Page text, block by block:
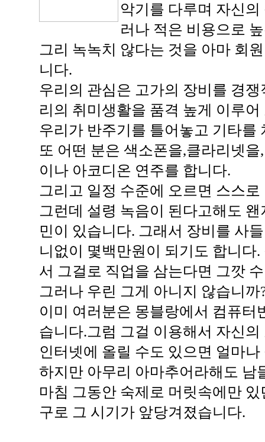
악기를 다루며 자신
러나 적은 비용으로
그리 녹녹치 않다는 것을 아마 회
니다.
우리의 관심은 고가의 장비를 경
리의 취미생활을 품격 높게 이루
우리가 반주기를 틀어놓고 기타를
또 어떤 분은 색소폰을,클라리넷
이나 아코디온 연주를 합니다.
그리고 일정 수준에 오르면 스스
그런데 설령 녹음이 된다고해도
민이 있습니다. 그래서 장비를 사
니없이 몇백만원이 되기도 합니다
서 그걸로 직업을 삼는다면 그깟
그러나 우린 그게 아니지 않습니까
이미 여러분은 몽블랑에서 컴퓨
습니다.그럼 그걸 이용해서 자신
인터넷에 올릴 수도 있으면 얼마나
하지만 아무리 아마추어라해도 남
마침 그동안 숙제로 머릿속에만
구로 그 시기가 앞당겨졌습니다.